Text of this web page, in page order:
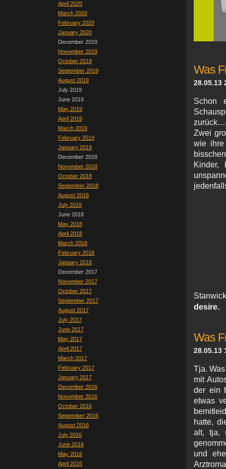
April 2020
March 2020
February 2020
January 2020
December 2019
November 2019
October 2019
September 2019
August 2019
July 2019
June 2019
May 2019
April 2019
March 2019
February 2019
January 2019
December 2018
November 2018
October 2018
September 2018
August 2018
July 2018
June 2018
May 2018
April 2018
March 2018
February 2018
January 2018
December 2017
November 2017
October 2017
September 2017
August 2017
July 2017
June 2017
May 2017
April 2017
March 2017
February 2017
January 2017
December 2016
November 2016
October 2016
September 2016
August 2016
July 2016
June 2016
May 2016
April 2016
Was
28.05.13
Schon
zurück…
Zwei
wie ihre
desire.
Was
28.05.13
Tja.
mit
der ein
etwas
hatte,
alt, tja,
und